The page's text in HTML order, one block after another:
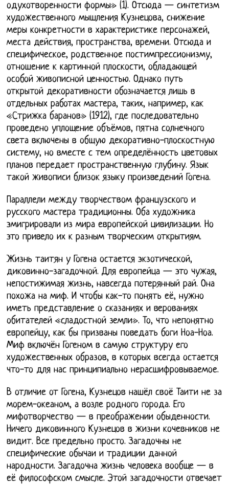
одухотворенности формы» (1). Отсюда — синтетизм
художественного мышления Кузнецова, снижение
меры конкретности в характеристике персонажей,
места действия, пространства, времени. Отсюда и
специфическое, родственное постимпрессионизму,
отношение к картинной плоскости, обладающей
особой живописной ценностью. Однако путь
открытой декоративности обозначается лишь в
отдельных работах мастера, таких, например, как
«Стрижка баранов» (1912), где последовательно
проведено уплощение объёмов, пятна солнечного
света включены в общую декоративно-плоскостную
систему, но вместе с тем определённость цветовых
планов передает пространственную глубину. Язык
такой живописи близок языку произведений Гогена.
Параллели между творчеством французского и
русского мастера традиционны. Оба художника
эмигрировали из мира европейской цивилизации. Но
это привело их к разным творческим открытиям.
Жизнь таитян у Гогена остается экзотической,
диковинно-загадочной. Для европейца — это чужая,
непостижимая жизнь, навсегда потерянный рай. Она
похожа на миф. И чтобы как-то понять её, нужно
иметь представление о сказаниях и верованиях
обитателей «сладостной земли». То, что непонятно
европейцу, как бы призваны поведать боги Ноа-Ноа.
Миф включён Гогеном в самую структуру его
художественных образов, в которых всегда остается
что-то для нас принципиально нерасшифровываемое.
В отличие от Гогена, Кузнецов нашёл своё Таити не за
морем-океаном, а возле родного города. Его
мифотворчество — в преображении обыденности.
Ничего диковинного Кузнецов в жизни кочевников не
видит. Все предельно просто. Загадочны не
специфические обычаи и традиции данной
народности. Загадочна жизнь человека вообще — в
её философском смысле. Этой загадочности отвечает